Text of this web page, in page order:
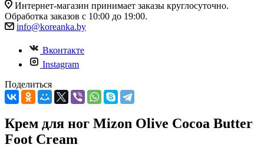
Интернет-магазин принимает заказы круглосуточно.
Обработка заказов с 10:00 до 19:00.
info@koreanka.by
Вконтакте
Instagram
Поделиться
Крем для ног Mizon Olive Cocoa Butter
Foot Cream